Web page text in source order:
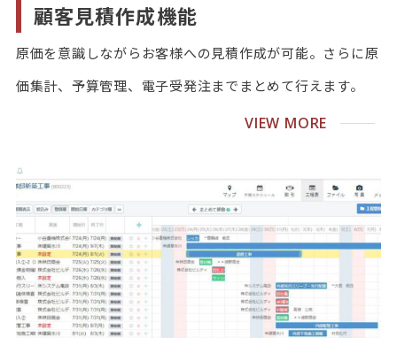
顧客見積作成機能
原価を意識しながらお客様への見積作成が可能。さらに原
価集計、予算管理、電子受発注までまとめて行えます。
VIEW MORE